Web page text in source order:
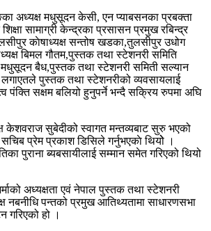
अध्यक्ष मधुसूदन केसी, एन प्याबसनका प्रबक्ता
सामाग्री केन्द्रका प्रसासन प्रमुख रबिन्द्र
काेषाध्यक्ष सन्तोष खडका,तुलसीपुर उधोग
बिमल गौतम,पुस्तक तथा स्टेशनरी समिति
बैध,पुस्तक तथा स्टेशनरी समिती सल्यान
पुस्तक तथा स्टेशनरीको व्यवसायलाई
पंक्ति सक्षम बलियो हुनुपर्ने भन्दै सक्रिय रुपमा अघि
केशवराज सुबेदीको स्वागत मन्तव्यबाट सुरु भएको
प्रेम प्रकाश डिसिले गर्नुभएकाे थियोे ।
पुराना ब्यबसायीलाई सम्मान समेत गरिएको थियो
अध्यक्षता एवं नेपाल पुस्तक तथा स्टेशनरी
नबनीधि पन्तको प्रमुख आतिथ्यतामा साधारणसभा
गरिएको हो ।